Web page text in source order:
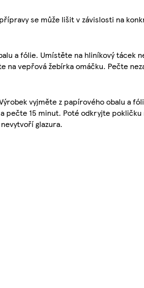
se může lišit v závislosti na
a fólie. Umístěte na hliníkový tácek
vepřová žebírka omáčku. Pečte
vyjměte z papírového obalu a
15 minut. Poté odkryjte
glazura.